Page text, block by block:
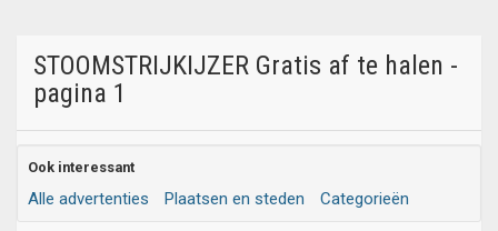
STOOMSTRIJKIJZER Gratis af te halen -
pagina 1
Ook interessant
Alle advertenties Plaatsen en steden Categorieën